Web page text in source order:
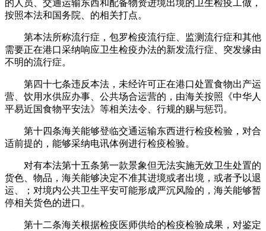
的人员、交通运输东西和配备物资进境出境的卫生检疫工做，
按照本法和国务院、的相关打点。
第本法所称流行症，包罗检疫流行症、监测流行症和其他
需要正在港口采纳响应卫生检疫办法的新发流行症、突发缘由
不明的流行症。
第四十七条违反本法，未经许可正在港口处置食物出产运
营、饮用水供应办事、公共场合运营的，由海关按照《中华人
平易近国食物平安法》等相关法令、行规的赐与惩罚。
第十四条海关能够登临交通运输东西进行检疫检验，对合
适前提的，能够采纳电讯体例进行检疫检验。
对有本法第十五条第一款景象但无法实施无效卫生处置的
货色、物品，海关能够决定不准其进境或者出境，或者予以退
运、；对境内公共卫生平安可能形成严沉风险的，海关能够暂
停相关货色的进口。
第十二条海关根据检疫医师供给的检疫检验成果，对鉴定